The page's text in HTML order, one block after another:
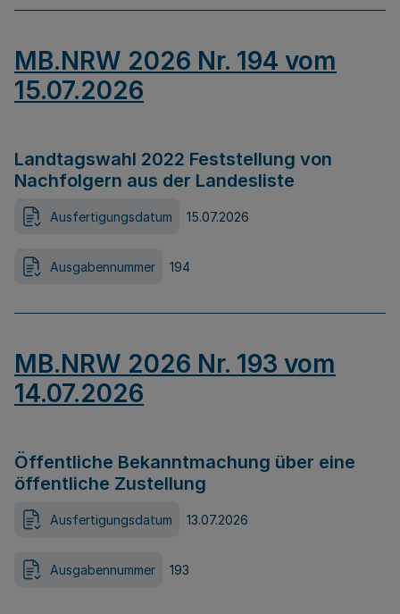
MB.NRW 2026 Nr. 194 vom
15.07.2026
Landtagswahl 2022 Feststellung von
Nachfolgern aus der Landesliste
Ausfertigungsdatum 15.07.2026
Ausgabennummer 194
MB.NRW 2026 Nr. 193 vom
14.07.2026
Öffentliche Bekanntmachung über eine
öffentliche Zustellung
Ausfertigungsdatum 13.07.2026
Ausgabennummer 193